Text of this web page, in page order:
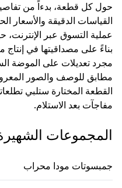
حول كل قطعة، بدءاً من
القياسات الدقيقة والأسعار
عملية التسوق عبر الإنترنت،
بناءً على مصداقيتها في
مجرد تعديلات على الموضة
مطابق للوصف والصور
القطعة المختارة ستلبي
مفاجآت بعد الاستلام.
المجموعات
جمبسوتات مودا محراب